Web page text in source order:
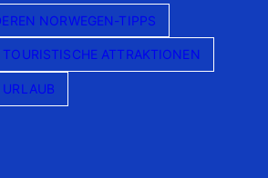
NORWEGEN-TIPPS
TOURISTISCHE ATTRAKTIONEN